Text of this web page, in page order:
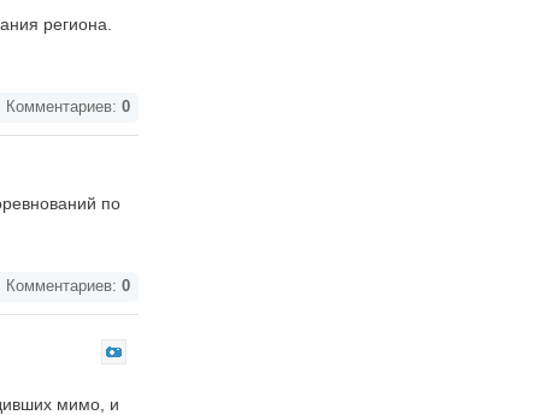
региона.
Комментариев: 0
по
Комментариев: 0
мимо, и